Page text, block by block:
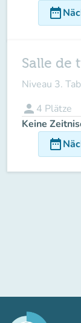
date_range
Salle de
Niveau 3.
person 4 Plätze
Keine
date_range